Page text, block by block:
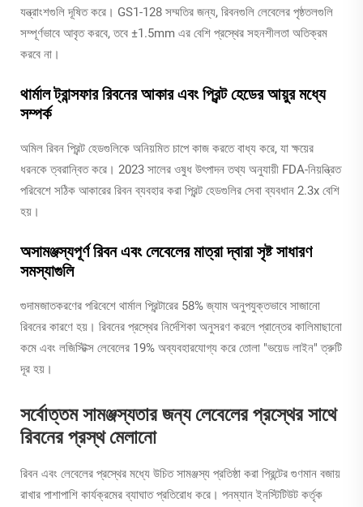
যন্ত্রাংশগুলি দূষিত করে। GS1-128 সম্মতির জন্য, রিবনগুলি লেবেলের পৃষ্ঠতলগুলি
সম্পূর্ণভাবে আবৃত করবে, তবে ±1.5mm এর বেশি প্রস্থের সহনশীলতা অতিক্রম
করবে না।
থার্মাল ট্রান্সফার রিবনের আকার এবং প্রিন্ট হেডের আয়ুর মধ্যে
সম্পর্ক
অমিল রিবন প্রিন্ট হেডগুলিকে অনিয়মিত চাপে কাজ করতে বাধ্য করে, যা ক্ষয়ের
ধরনকে ত্বরান্বিত করে। 2023 সালের ওষুধ উৎপাদন তথ্য অনুযায়ী FDA-নিয়ন্ত্রিত
পরিবেশে সঠিক আকারের রিবন ব্যবহার করা প্রিন্ট হেডগুলির সেবা ব্যবধান 2.3x বেশি
হয়।
অসামঞ্জস্যপূর্ণ রিবন এবং লেবেলের মাত্রা দ্বারা সৃষ্ট সাধারণ
সমস্যাগুলি
গুদামজাতকরণের পরিবেশে থার্মাল প্রিন্টারের 58% জ্যাম অনুপযুক্তভাবে সাজানো
রিবনের কারণে হয়। রিবনের প্রস্থের নির্দেশিকা অনুসরণ করলে প্রান্তের কালিমাছানো
কমে এবং লজিস্টিক্স লেবেলের 19% অব্যবহারযোগ্য করে তোলা "ভয়েড লাইন" ত্রুটি
দূর হয়।
সর্বোত্তম সামঞ্জস্যতার জন্য লেবেলের প্রস্থের সাথে
রিবনের প্রস্থ মেলানো
রিবন এবং লেবেলের প্রস্থের মধ্যে উচিত সামঞ্জস্য প্রতিষ্ঠা করা প্রিন্টের গুণমান বজায়
রাখার পাশাপাশি কার্যক্রমের ব্যাঘাত প্রতিরোধ করে। পনম্যান ইনস্টিটিউট কর্তৃক